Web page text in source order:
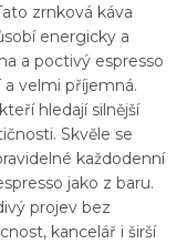
zrnková káva
energicky a
a poctivý espresso
velmi příjemná.
hledají silnější
Skvěle se
každodenní
jako z baru.
projev bez
kancelář i širší